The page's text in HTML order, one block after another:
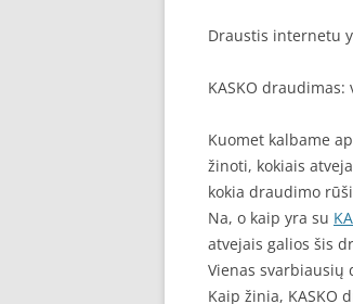
Draustis internetu
KASKO
Kuomet kalbame
žinoti, kokiais
kokia draudimo
Na, o kaip yra su
atvejais galios šis
Vienas
Kaip žinia, KASKO